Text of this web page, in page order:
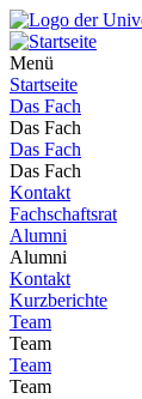
Menü
Startseite
Das Fach
Das Fach
Das Fach
Das Fach
Kontakt
Fachschaftsrat
Alumni
Alumni
Kontakt
Kurzberichte
Team
Team
Team
Team